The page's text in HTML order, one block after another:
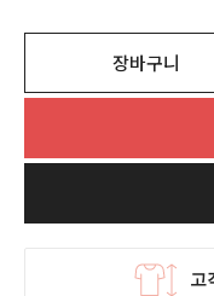
장바구니